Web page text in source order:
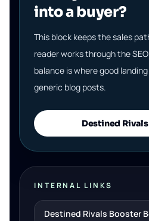
into a buyer?
This block keeps the sales
reader works through the
balance is where good
generic blog posts.
Destined
INTERNAL LINKS
Destined Rivals Booster